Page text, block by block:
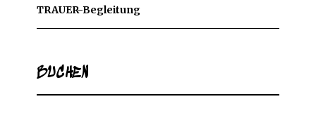
TRAUER-Begleitung
BUCHEN